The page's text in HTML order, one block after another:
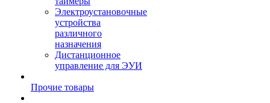
Электроустановочные
устройства
различного
назначения
Дистанционное
управление для ЭУИ
Прочие товары